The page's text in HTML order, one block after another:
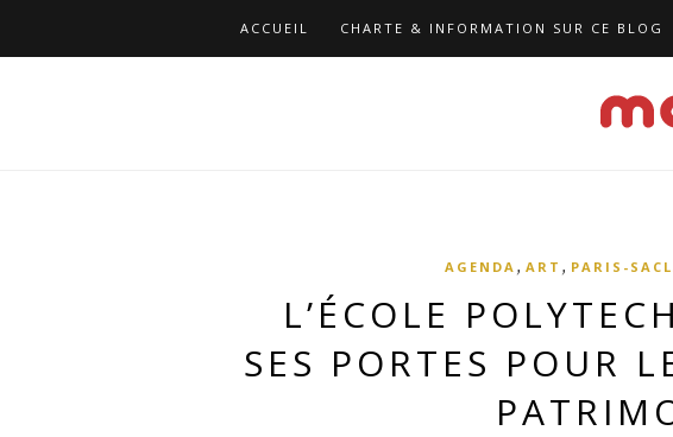
ACCUEIL CHARTE & INFORMATION SUR CE BLOG
AGENDA , ART , PARIS-
L’ÉCOLE
SES PORTES POUR